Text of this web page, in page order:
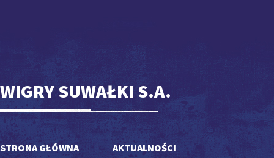
WIGRY SUWAŁKI S.A.
STRONA GŁÓWNA AKTUALNOŚCI